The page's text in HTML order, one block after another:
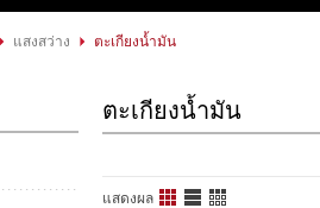
แสงสว่าง ตะเกียงน้ำมัน
ตะเกียงน้ำมัน
แสดงผล